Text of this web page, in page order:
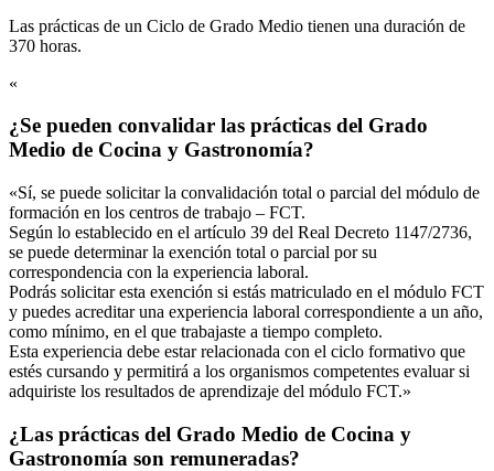
Las prácticas de un Ciclo de Grado Medio tienen una duración de
370 horas.
«
¿Se pueden convalidar las prácticas del Grado
Medio de Cocina y Gastronomía?
«Sí, se puede solicitar la convalidación total o parcial del módulo de
formación en los centros de trabajo – FCT.
Según lo establecido en el artículo 39 del Real Decreto 1147/2736,
se puede determinar la exención total o parcial por su
correspondencia con la experiencia laboral.
Podrás solicitar esta exención si estás matriculado en el módulo FCT
y puedes acreditar una experiencia laboral correspondiente a un año,
como mínimo, en el que trabajaste a tiempo completo.
Esta experiencia debe estar relacionada con el ciclo formativo que
estés cursando y permitirá a los organismos competentes evaluar si
adquiriste los resultados de aprendizaje del módulo FCT.»
¿Las prácticas del Grado Medio de Cocina y
Gastronomía son remuneradas?